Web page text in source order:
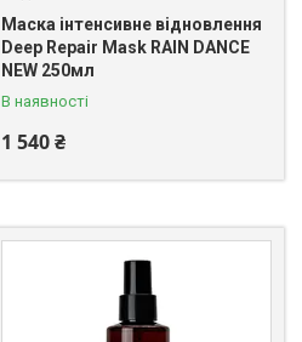
Маска інтенсивне відновлення
Deep Repair Mask RAIN DANCE
NEW 250мл
В наявності
1 540 ₴